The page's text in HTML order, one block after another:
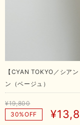
【CYAN TOKYO／シア
ン（ベージュ）
¥19,800
30%OFF